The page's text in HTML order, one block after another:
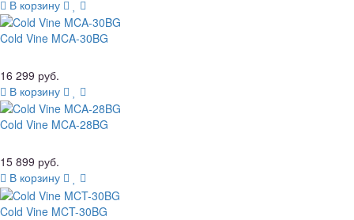
В корзину
Cold Vine MCA-30BG
16 299 руб.
В корзину
Cold Vine MCA-28BG
15 899 руб.
В корзину
Cold Vine MCT-30BG